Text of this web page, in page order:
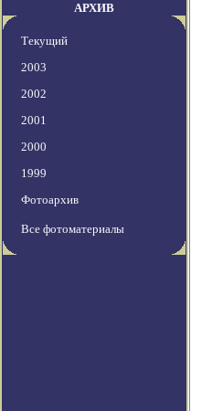
АРХИВ
Текущий
2003
2002
2001
2000
1999
Фотоархив
Все фотоматериалы